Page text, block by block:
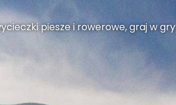
piesze i rowerowe, graj w gry